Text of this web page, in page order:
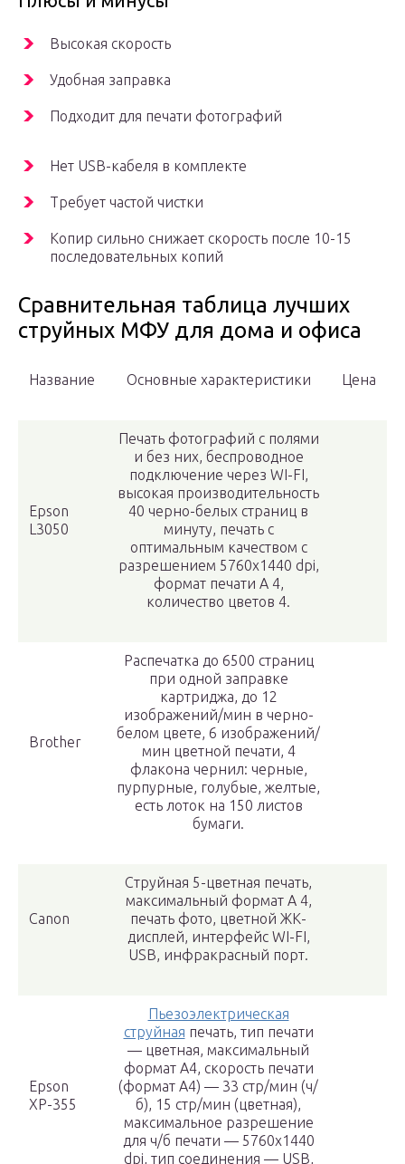
Высокая скорость
Удобная заправка
Подходит для печати фотографий
Нет USB-кабеля в комплекте
Требует частой чистки
Копир сильно снижает скорость после 10-15
последовательных копий
Сравнительная таблица лучших
струйных МФУ для дома и офиса
Название Основные характеристики Цена
Epson
L3050
Печать фотографий с полями
и без них, беспроводное
подключение через WI-FI,
высокая производительность
40 черно-белых страниц в
минуту, печать с
оптимальным качеством с
разрешением 5760х1440 dpi,
формат печати А 4,
количество цветов 4.
Brother
Распечатка до 6500 страниц
при одной заправке
картриджа, до 12
изображений/мин в черно-
белом цвете, 6 изображений/
мин цветной печати, 4
флакона чернил: черные,
пурпурные, голубые, желтые,
есть лоток на 150 листов
бумаги.
Canon
Струйная 5-цветная печать,
максимальный формат А 4,
печать фото, цветной ЖК-
дисплей, интерфейс WI-FI,
USB, инфракрасный порт.
Epson
XP-355
Пьезоэлектрическая
струйная печать, тип печати
— цветная, максимальный
формат А4, скорость печати
(формат А4) — 33 стр/мин (ч/
б), 15 стр/мин (цветная),
максимальное разрешение
для ч/б печати — 5760х1440
dpi, тип соединения — USB,